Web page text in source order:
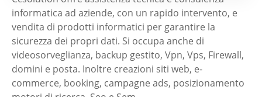
informatica ad aziende, con un rapido intervento, e
vendita di prodotti informatici per garantire la
sicurezza dei propri dati. Si occupa anche di
videosorveglianza, backup gestito, Vpn, Vps, Firewall,
domini e posta. Inoltre creazioni siti web, e-
commerce, booking, campagne ads, posizionamento